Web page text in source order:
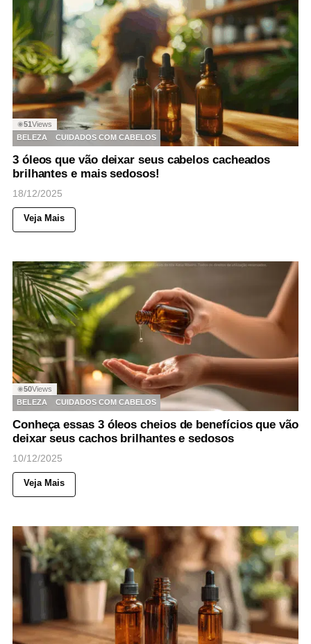
◉51Views
BELEZA
CUIDADOS COM CABELOS
3 óleos que vão deixar seus cabelos cacheados
brilhantes e mais sedosos!
18/12/2025
Veja Mais
◉50Views
BELEZA
CUIDADOS COM CABELOS
Conheça essas 3 óleos cheios de benefícios que vão
deixar seus cachos brilhantes e sedosos
10/12/2025
Veja Mais